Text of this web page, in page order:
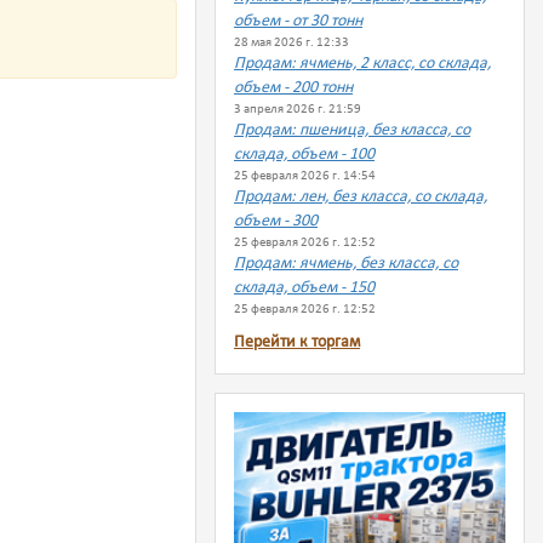
объем - от 30 тонн
28 мая 2026 г. 12:33
Продам: ячмень, 2 класс, со склада,
объем - 200 тонн
3 апреля 2026 г. 21:59
Продам: пшеница, без класса, со
склада, объем - 100
25 февраля 2026 г. 14:54
Продам: лен, без класса, со склада,
объем - 300
25 февраля 2026 г. 12:52
Продам: ячмень, без класса, со
склада, объем - 150
25 февраля 2026 г. 12:52
Перейти к торгам